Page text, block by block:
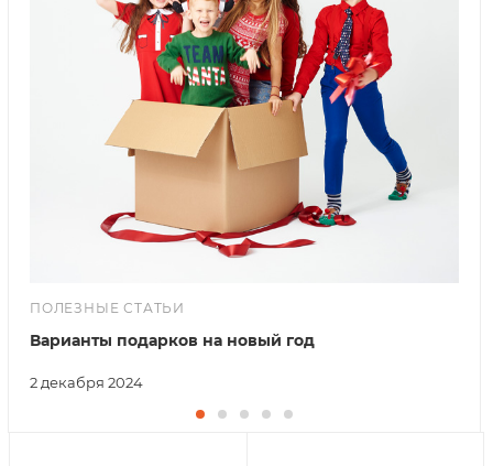
ПОЛЕЗНЫЕ СТАТЬИ
2 декабря 2024
Варианты подарков на новый год